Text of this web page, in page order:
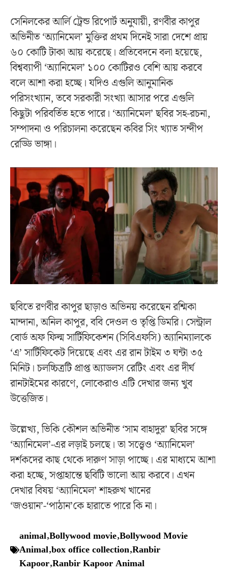
সেনিলকের আর্লি ট্রেন্ড রিপোর্ট অনুযায়ী, রণবীর কাপুর
অভিনীত ‘অ্যানিমেল’ মুক্তির প্রথম দিনেই সারা দেশে প্রায়
৬০ কোটি টাকা আয় করেছে। প্রতিবেদনে বলা হয়েছে,
বিশ্বব্যাপী ‘অ্যানিমেল’ ১০০ কোটিরও বেশি আয় করবে
বলে আশা করা হচ্ছে। যদিও এগুলি আনুমানিক
পরিসংখ্যান, তবে সরকারী সংখ্যা আসার পরে এগুলি
কিছুটা পরিবর্তিত হতে পারে। ‘অ্যানিমেল’ ছবির সহ-রচনা,
সম্পাদনা ও পরিচালনা করেছেন কবির সিং খ্যাত সন্দীপ
রেড্ডি ভাঙ্গা।
ছবিতে রণবীর কাপুর ছাড়াও অভিনয় করেছেন রশ্মিকা
মান্দানা, অনিল কাপুর, ববি দেওল ও তৃপ্তি ডিমরি। সেন্ট্রাল
বোর্ড অফ ফিল্ম সার্টিফিকেশন (সিবিএফসি) অ্যানিম্যালকে
‘এ’ সার্টিফিকেট দিয়েছে এবং এর রান টাইম ৩ ঘন্টা ৩৫
মিনিট। চলচ্চিত্রটি প্রাপ্ত অ্যাডলস রেটিং এবং এর দীর্ঘ
রানটাইমের কারণে, লোকেরাও এটি দেখার জন্য খুব
উত্তেজিত।
উল্লেখ্য, ভিকি কৌশল অভিনীত ‘সাম বাহাদুর’ ছবির সঙ্গে
‘অ্যানিমেল’-এর লড়াই চলছে। তা সত্ত্বেও ‘অ্যানিমেল’
দর্শকদের কাছ থেকে দারুণ সাড়া পাচ্ছে। এর মাধ্যমে আশা
করা হচ্ছে, সপ্তাহান্তে ছবিটি ভালো আয় করবে। এখন
দেখার বিষয় ‘অ্যানিমেল’ শাহরুখ খানের
‘জওয়ান’-‘পাঠান’কে হারাতে পারে কি না।
animal,Bollywood movie,Bollywood Movie
Animal,box office collection,Ranbir
Kapoor,Ranbir Kapoor Animal